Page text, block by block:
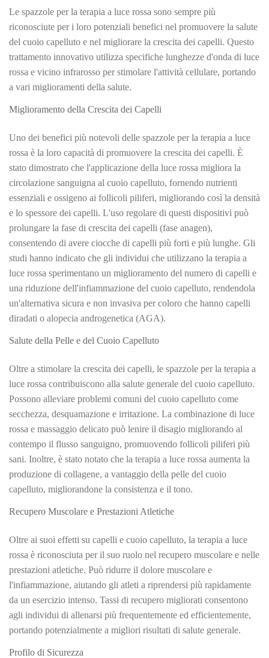
Le spazzole per la terapia a luce rossa sono sempre più
riconosciute per i loro potenziali benefici nel promuovere la salute
del cuoio capelluto e nel migliorare la crescita dei capelli. Questo
trattamento innovativo utilizza specifiche lunghezze d'onda di luce
rossa e vicino infrarosso per stimolare l'attività cellulare, portando
a vari miglioramenti della salute.
Miglioramento della Crescita dei Capelli
Uno dei benefici più notevoli delle spazzole per la terapia a luce
rossa è la loro capacità di promuovere la crescita dei capelli. È
stato dimostrato che l'applicazione della luce rossa migliora la
circolazione sanguigna al cuoio capelluto, fornendo nutrienti
essenziali e ossigeno ai follicoli piliferi, migliorando così la densità
e lo spessore dei capelli. L'uso regolare di questi dispositivi può
prolungare la fase di crescita dei capelli (fase anagen),
consentendo di avere ciocche di capelli più forti e più lunghe. Gli
studi hanno indicato che gli individui che utilizzano la terapia a
luce rossa sperimentano un miglioramento del numero di capelli e
una riduzione dell'infiammazione del cuoio capelluto, rendendola
un'alternativa sicura e non invasiva per coloro che hanno capelli
diradati o alopecia androgenetica (AGA).
Salute della Pelle e del Cuoio Capelluto
Oltre a stimolare la crescita dei capelli, le spazzole per la terapia a
luce rossa contribuiscono alla salute generale del cuoio capelluto.
Possono alleviare problemi comuni del cuoio capelluto come
secchezza, desquamazione e irritazione. La combinazione di luce
rossa e massaggio delicato può lenire il disagio migliorando al
contempo il flusso sanguigno, promuovendo follicoli piliferi più
sani. Inoltre, è stato notato che la terapia a luce rossa aumenta la
produzione di collagene, a vantaggio della pelle del cuoio
capelluto, migliorandone la consistenza e il tono.
Recupero Muscolare e Prestazioni Atletiche
Oltre ai suoi effetti su capelli e cuoio capelluto, la terapia a luce
rossa è riconosciuta per il suo ruolo nel recupero muscolare e nelle
prestazioni atletiche. Può ridurre il dolore muscolare e
l'infiammazione, aiutando gli atleti a riprendersi più rapidamente
da un esercizio intenso. Tassi di recupero migliorati consentono
agli individui di allenarsi più frequentemente ed efficientemente,
portando potenzialmente a migliori risultati di salute generale.
Profilo di Sicurezza